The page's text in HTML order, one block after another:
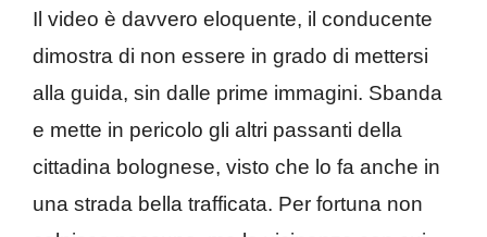
Il video è davvero eloquente, il conducente
dimostra di non essere in grado di mettersi
alla guida, sin dalle prime immagini. Sbanda
e mette in pericolo gli altri passanti della
cittadina bolognese, visto che lo fa anche in
una strada bella trafficata. Per fortuna non